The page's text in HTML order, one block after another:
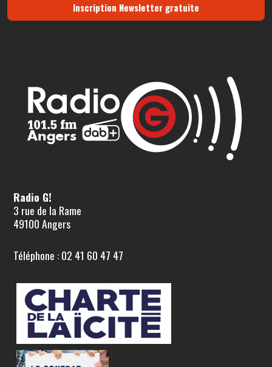
Inscription Newsletter gratuite
Radio G!
3 rue de la Rame
49100 Angers
Téléphone : 02 41 60 47 47